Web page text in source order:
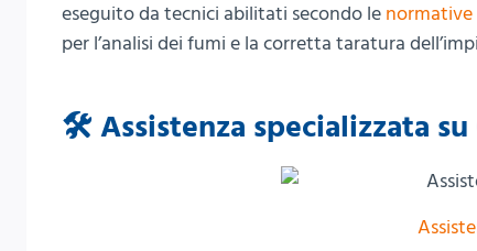
eseguito da tecnici abilitati secondo le normative
per l’analisi dei fumi e la corretta taratura
🛠️ Assistenza specializzata